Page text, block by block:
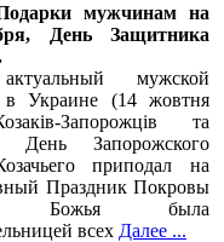
мужчинам на
День Защитника
мужской
в Украине (14 жовтня
Запорожців та
День Запорожского
приподал на
Праздник Покровы
Божья была
всех Далее ...